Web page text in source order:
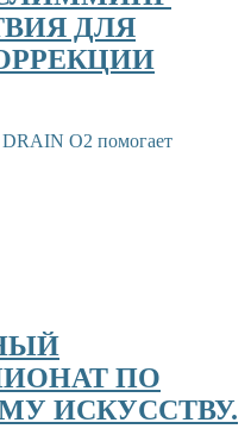
ДЛЯ
O2 помогает
ПО
ИСКУССТВУ.